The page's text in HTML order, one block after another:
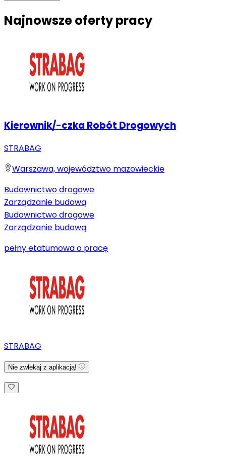
Najnowsze oferty pracy
Kierownik/-czka Robót Drogowych
STRABAG
Warszawa, województwo mazowieckie
Budownictwo drogowe
Zarządzanie budową
Budownictwo drogowe
Zarządzanie budową
pełny etatumowa o pracę
STRABAG
Nie zwlekaj z aplikacją!